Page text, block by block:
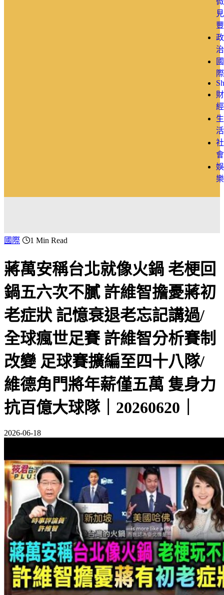
見
豐
政
治
國
際
財
經
生
活
社
會
娛
樂
國際 1 Min Read
蔣萬安稱台北就像火鍋 老梗回
鍋五六次不膩 許維智擔憂蔣初
老症狀 記憶衰退老忘記講過/
全球瘋世足賽 許維智分析賽制
改變 足球賽擴編至四十八隊/
維德角門將年薪僅五萬 隻身力
抗百億大球隊｜20260620｜
2026-06-18